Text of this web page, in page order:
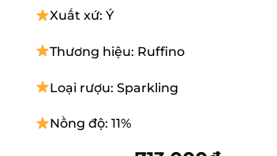
Rated
out of 5
5
customer
ratings
Xuất xứ: Ý
Thương hiệu: Ruffino
Loại rượu: Sparkling
Nồng độ: 11%